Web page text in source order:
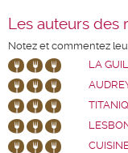
Les auteurs des
Notez et commentez
LA